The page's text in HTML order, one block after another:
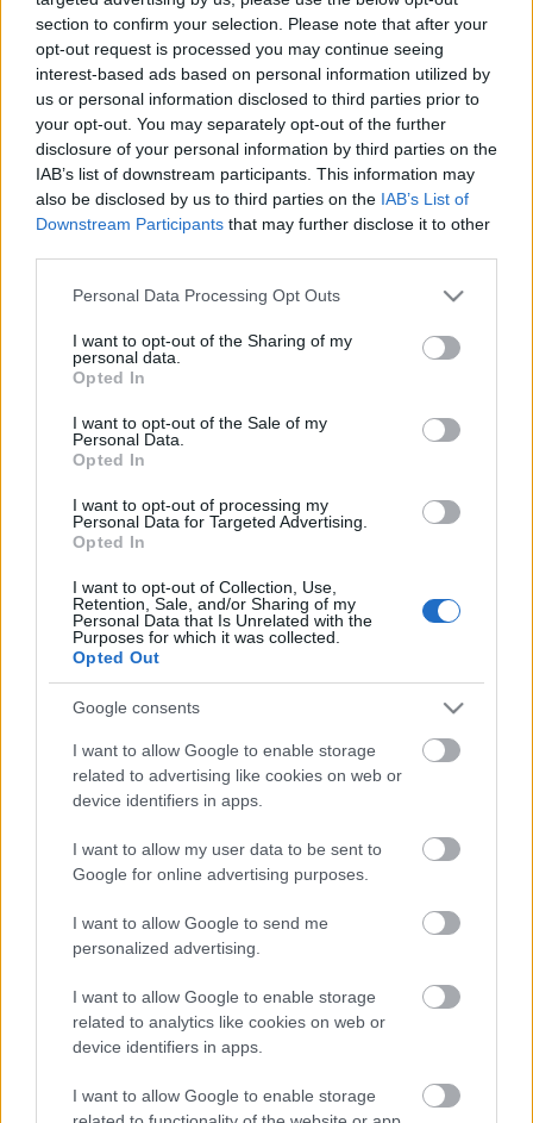
section to confirm your selection. Please note that after your
opt-out request is processed you may continue seeing
interest-based ads based on personal information utilized by
us or personal information disclosed to third parties prior to
your opt-out. You may separately opt-out of the further
disclosure of your personal information by third parties on the
IAB’s list of downstream participants. This information may
also be disclosed by us to third parties on the IAB’s List of
Downstream Participants that may further disclose it to other
Please note that this website/app uses one or more Google
not limited to your visit or usage behaviour. You may click to
grant or deny consent to Google and its third-party tags to
use your data for below specified purposes in below Google
consent section.
Personal Data Processing Opt Outs
I want to opt-out of the Sharing of my
personal data.
Opted In
I want to opt-out of the Sale of my
Personal Data.
Opted In
I want to opt-out of processing my
Personal Data for Targeted Advertising.
Opted In
I want to opt-out of Collection, Use,
Retention, Sale, and/or Sharing of my
Personal Data that Is Unrelated with the
Purposes for which it was collected.
Opted Out
Google consents
I want to allow Google to enable storage
related to advertising like cookies on web or
device identifiers in apps.
I want to allow my user data to be sent to
Google for online advertising purposes.
I want to allow Google to send me
personalized advertising.
I want to allow Google to enable storage
related to analytics like cookies on web or
device identifiers in apps.
I want to allow Google to enable storage
Weboldal készítés ingyen
Első weboldalunk elkészítésekor nem akarunk sokat
költeni rá, és jó lenne ingyenesen elkészíteni a
weboldalt. Számos ...
WEBOLDAL KÉSZÍTÉS INFÓK
webáruházkészítés•2020. október 08.
A weboldal készítés során nemcsak a programozók,
számítanak, hanem ...
Quality Advice On bmw i3 internet
Marketing
Quality Advice On bmw i3 internet Marketing
Marketing online can have many benefits in this day
and age. From increasing the scope of your business,
Legjobb szintű marketing és
marketing tippek a vállalkozás
fellendítéséhez
webáruházkészítés•2020. április 15.
Legjobb szintű marketing és marketing tippek a
vállalkozás fellendítéséhez
Bármely típusú vállalkozás számára, amelyet tervez
Tipps und Tricks zum Online-